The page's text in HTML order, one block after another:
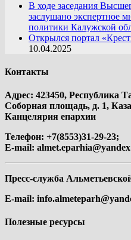
В ходе заседания
заслушано экспертное
политики Калужской
Открылся портал
10.04.2025
Контакты
Адрес: 423450, Республика
Соборная площадь, д. 1,
Канцелярия епархии
Телефон: +7(8553)31-29-23;
E-mail:
Пресс-служба
E-mail:
Полезные ресурсы